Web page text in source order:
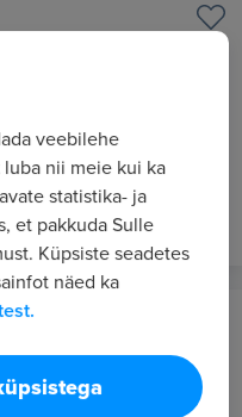
Core
Lead
veebilehe
nii meie kui ka
statistika- ja
et pakkuda Sulle
Küpsiste seadetes
näed ka